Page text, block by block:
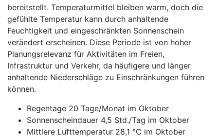
bereitstellt. Temperaturmittel bleiben warm, doch die
gefühlte Temperatur kann durch anhaltende
Feuchtigkeit und eingeschränkten Sonnenschein
verändert erscheinen. Diese Periode ist von hoher
Planungsrelevanz für Aktivitäten im Freien,
Infrastruktur und Verkehr, da häufigere und länger
anhaltende Niederschläge zu Einschränkungen führen
können.
Regentage 20 Tage/Monat im Oktober
Sonnenscheindauer 4,5 Std./Tag im Oktober
Mittlere Lufttemperatur 28,1 °C im Oktober